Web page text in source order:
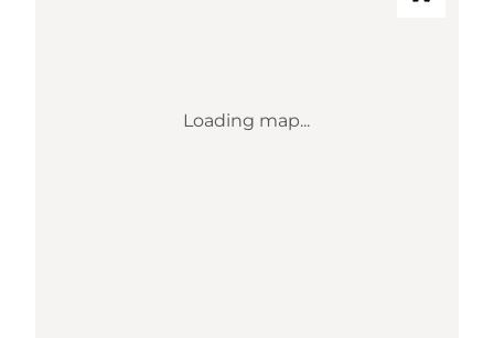
Loading map...